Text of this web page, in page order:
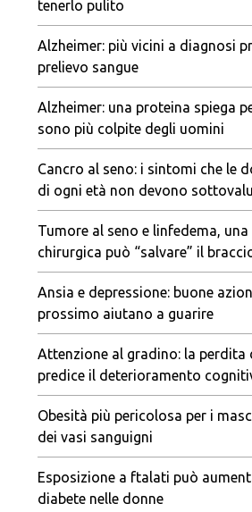
tenerlo pulito
Alzheimer: più vicini a diagnosi
prelievo sangue
Alzheimer: una proteina spiega
sono più colpite degli uomini
Cancro al seno: i sintomi che le
di ogni età non devono
Tumore al seno e linfedema,
chirurgica può “salvare” il
Ansia e depressione: buone
prossimo aiutano a guarire
Attenzione al gradino: la perdita
predice il deterioramento
Obesità più pericolosa per i
dei vasi sanguigni
Esposizione a ftalati può
diabete nelle donne